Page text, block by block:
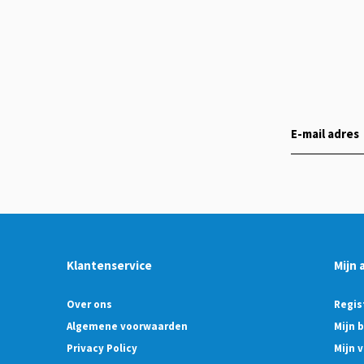
Klantenservice
Over ons
Algemene voorwaarden
Privacy Policy
Mijn
Mijn
Mijn